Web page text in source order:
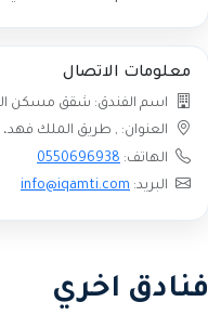
معلومات الاتصال
اسم الفندق: شقق مسكن
العنوان: , طريق الملك فهد،
الهاتف: 0550696938
البريد: info@iqamti.com
فنادق اخري